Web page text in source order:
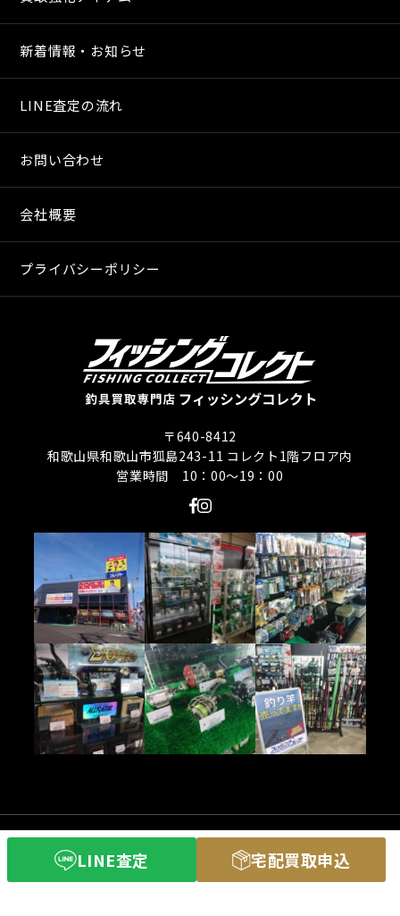
LINE査定 宅配買取申込
新着情報・お知らせ
LINE査定の流れ
お問い合わせ
会社概要
プライバシーポリシー
〒640-8412
和歌山県和歌山市狐島243-11 コレクト1階フロア内
営業時間 10：00〜19：00
(C) 釣具買取専門店フィッシングコレクト
All Rights Reserved.